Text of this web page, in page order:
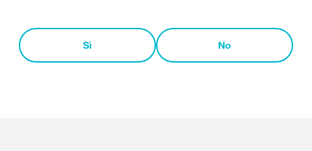
Sì No